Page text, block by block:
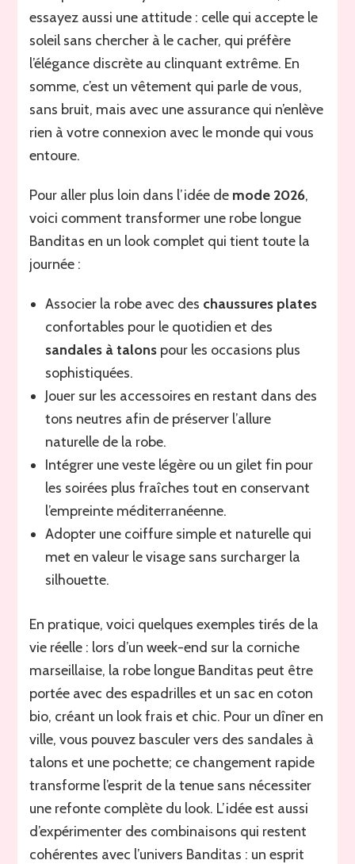
essayez aussi une attitude : celle qui accepte le
soleil sans chercher à le cacher, qui préfère
l’élégance discrète au clinquant extrême. En
somme, c’est un vêtement qui parle de vous,
sans bruit, mais avec une assurance qui n’enlève
rien à votre connexion avec le monde qui vous
entoure.
Pour aller plus loin dans l’idée de mode 2026,
voici comment transformer une robe longue
Banditas en un look complet qui tient toute la
journée :
Associer la robe avec des chaussures plates
confortables pour le quotidien et des
sandales à talons pour les occasions plus
sophistiquées.
Jouer sur les accessoires en restant dans des
tons neutres afin de préserver l’allure
naturelle de la robe.
Intégrer une veste légère ou un gilet fin pour
les soirées plus fraîches tout en conservant
l’empreinte méditerranéenne.
Adopter une coiffure simple et naturelle qui
met en valeur le visage sans surcharger la
silhouette.
En pratique, voici quelques exemples tirés de la
vie réelle : lors d’un week-end sur la corniche
marseillaise, la robe longue Banditas peut être
portée avec des espadrilles et un sac en coton
bio, créant un look frais et chic. Pour un dîner en
ville, vous pouvez basculer vers des sandales à
talons et une pochette; ce changement rapide
transforme l’esprit de la tenue sans nécessiter
une refonte complète du look. L’idée est aussi
d’expérimenter des combinaisons qui restent
cohérentes avec l’univers Banditas : un esprit